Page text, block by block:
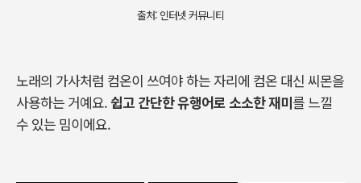
출처: 인터넷 커뮤니티
노래의 가사처럼 컴온이 쓰여야 하는 자리에 컴온 대신 씨몬을
사용하는 거예요.쉽고 간단한 유행어로 소소한 재미를 느낄
수 있는 밈이에요.